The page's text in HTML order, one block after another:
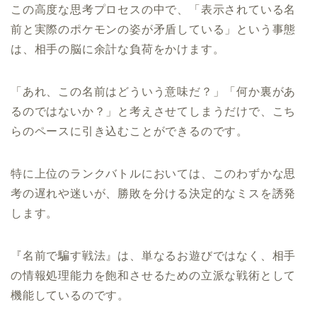
この高度な思考プロセスの中で、「表示されている名
前と実際のポケモンの姿が矛盾している」という事態
は、相手の脳に余計な負荷をかけます。
「あれ、この名前はどういう意味だ？」「何か裏があ
るのではないか？」と考えさせてしまうだけで、こち
らのペースに引き込むことができるのです。
特に上位のランクバトルにおいては、このわずかな思
考の遅れや迷いが、勝敗を分ける決定的なミスを誘発
します。
『名前で騙す戦法』は、単なるお遊びではなく、相手
の情報処理能力を飽和させるための立派な戦術として
機能しているのです。